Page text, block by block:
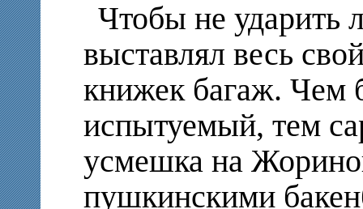
Чтобы не ударить
выставлял весь
книжек багаж. Чем
испытуемый, тем
усмешка на
пушкинскими